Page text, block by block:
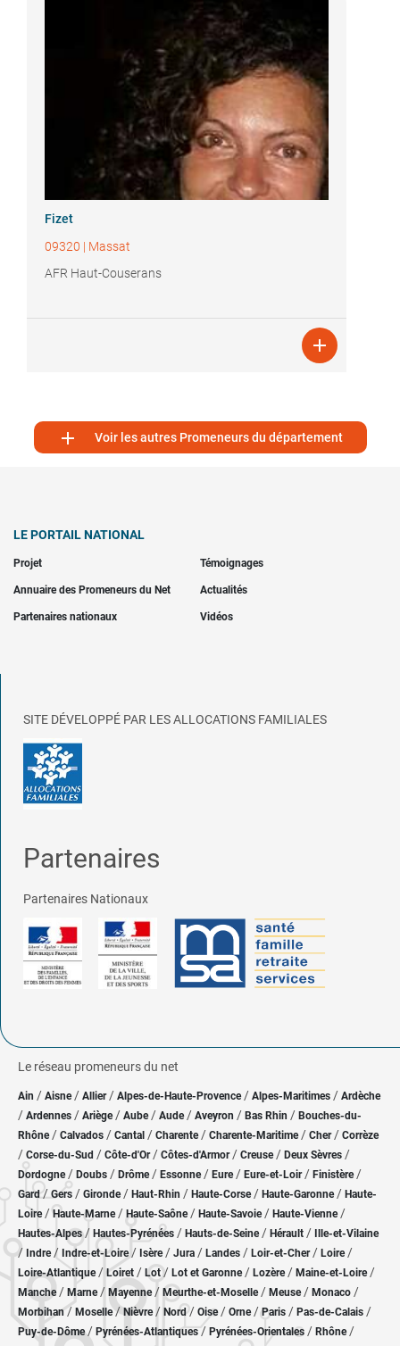
Fizet
09320 | Massat
AFR Haut-Couserans

 Voir les autres Promeneurs du département
LE PORTAIL NATIONAL
Projet Témoignages
Annuaire des Promeneurs du Net Actualités
Partenaires nationaux Vidéos
SITE DÉVELOPPÉ PAR LES ALLOCATIONS FAMILIALES
Partenaires
Partenaires Nationaux
Le réseau promeneurs du net
Ain / Aisne/ Allier/ Alpes-de-Haute-Provence / Alpes-Maritimes / Ardèche
/ Ardennes / Ariège/ Aube/ Aude / Aveyron / Bas Rhin / Bouches-du-
Rhône/ Calvados / Cantal / Charente / Charente-Maritime/ Cher / Corrèze
/ Corse-du-Sud / Côte-d'Or / Côtes-d'Armor/ Creuse/ Deux Sèvres /
Dordogne/ Doubs / Drôme/ Essonne / Eure/ Eure-et-Loir / Finistère/
Gard/Gers / Gironde/ Haut-Rhin / Haute-Corse/ Haute-Garonne/ Haute-
Loire/Haute-Marne/ Haute-Saône/ Haute-Savoie/ Haute-Vienne/
Hautes-Alpes/ Hautes-Pyrénées / Hauts-de-Seine/ Hérault / Ille-et-Vilaine
/ Indre/ Indre-et-Loire/ Isère/ Jura / Landes / Loir-et-Cher/ Loire/
Loire-Atlantique/ Loiret / Lot/ Lot et Garonne/ Lozère / Maine-et-Loire/
Manche/ Marne/ Mayenne/ Meurthe-et-Moselle/ Meuse/ Monaco /
Morbihan/ Moselle/ Nièvre / Nord/ Oise / Orne/Paris / Pas-de-Calais /
Puy-de-Dôme/ Pyrénées-Atlantiques / Pyrénées-Orientales / Rhône/